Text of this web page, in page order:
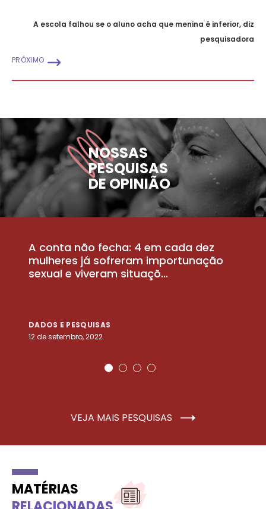
A escola falhou se o aluno acha que menina é inferior, diz
pesquisadora
PRÓXIMO
NOSSAS
PESQUISAS
DE OPINIÃO
A conta não fecha: 4 em cada dez
mulheres já sofreram importunação
sexual e viveram situaçõ...
DADOS E PESQUISAS
12 de setembro, 2022
VEJA MAIS PESQUISAS
MATÉRIAS